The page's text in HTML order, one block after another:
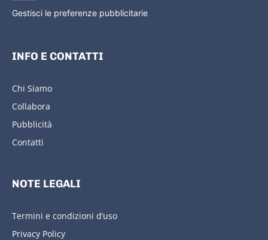
Gestisci le preferenze pubblicitarie
INFO E CONTATTI
Chi Siamo
Collabora
Pubblicità
Contatti
NOTE LEGALI
Termini e condizioni d’uso
Privacy Policy